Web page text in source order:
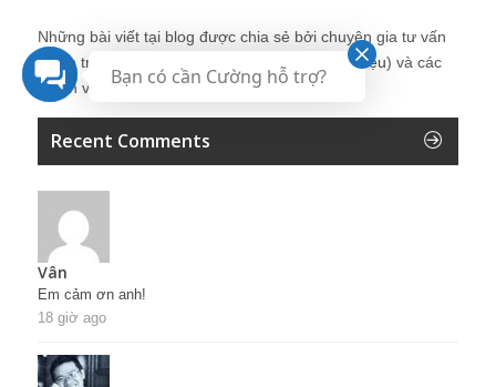
Những bài viết tại blog được chia sẻ bởi chuyên gia tư vấn
Quản trị Nhân sự Nguyễn Hùng Cường (
giới thiệu) và các
thành viên khác trong cộng đồng Nhân sự.
Recent Comments
Vân
Em cảm ơn anh!
18 giờ ago
Bạn có cần Cường hỗ trợ?